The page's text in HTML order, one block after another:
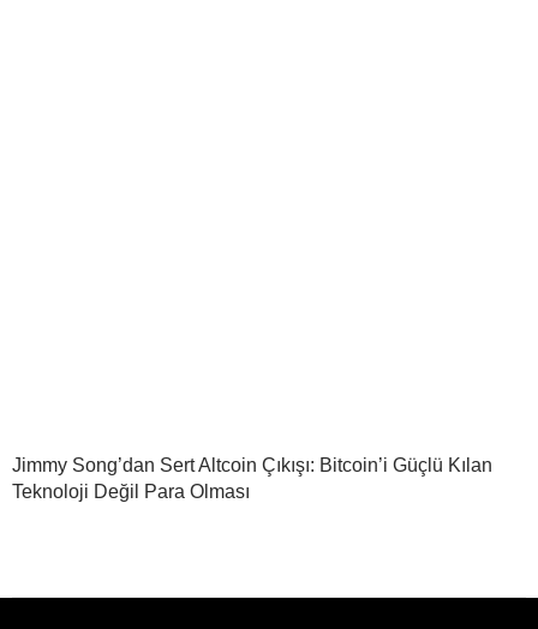
Jimmy Song’dan Sert Altcoin Çıkışı: Bitcoin’i Güçlü Kılan
Teknoloji Değil Para Olması